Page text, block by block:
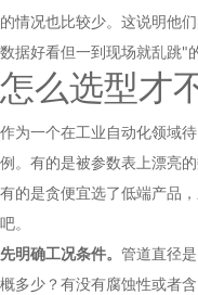
的情况也比较少。这说明他
数据好看但一到现场就乱跳"
怎么选型才
作为一个在工业自动化领域
例。有的是被参数表上漂亮
有的是贪便宜选了低端产品
吧。
先明确工况条件。 管道直径
概多少？有没有腐蚀性或者